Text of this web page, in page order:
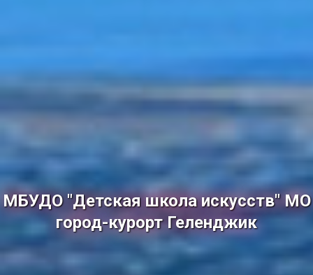
МБУДО "Детская школа искусств" МО
город-курорт Геленджик